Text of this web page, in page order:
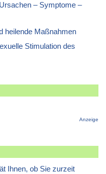
– Symptome –
heilende Maßnahmen
Stimulation des
Anzeige
Ihnen, ob Sie zurzeit